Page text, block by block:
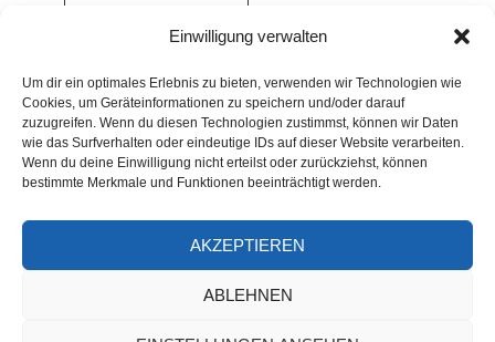
Einwilligung verwalten
Um dir ein optimales Erlebnis zu bieten, verwenden wir Technologien wie
Cookies, um Geräteinformationen zu speichern und/oder darauf
zuzugreifen. Wenn du diesen Technologien zustimmst, können wir Daten
wie das Surfverhalten oder eindeutige IDs auf dieser Website verarbeiten.
Wenn du deine Einwilligung nicht erteilst oder zurückziehst, können
bestimmte Merkmale und Funktionen beeinträchtigt werden.
AKZEPTIEREN
ABLEHNEN